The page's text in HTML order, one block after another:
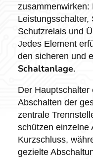
zusammenwirken:
Leistungsschalter,
Schutzrelais und
Jedes Element
den sicheren und
Schaltanlage.
Der
Abschalten der
zentrale
schützen einzelne
Kurzschluss,
gezielte